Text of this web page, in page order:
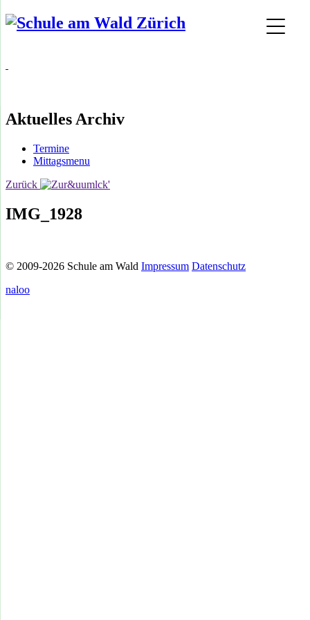
Aktuelles Archiv
Termine
Mittagsmenu
Zurück
IMG_1928
© 2009-2026 Schule am Wald Impressum Datenschutz
naloo